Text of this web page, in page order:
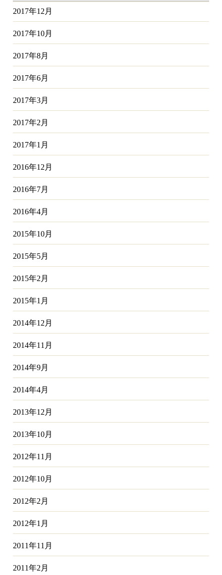
2017年12月
2017年10月
2017年8月
2017年6月
2017年3月
2017年2月
2017年1月
2016年12月
2016年7月
2016年4月
2015年10月
2015年5月
2015年2月
2015年1月
2014年12月
2014年11月
2014年9月
2014年4月
2013年12月
2013年10月
2012年11月
2012年10月
2012年2月
2012年1月
2011年11月
2011年2月